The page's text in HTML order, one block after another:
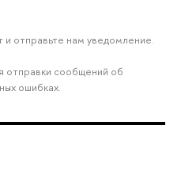
отправьте нам уведомление.
отправки сообщений об
ошибках.